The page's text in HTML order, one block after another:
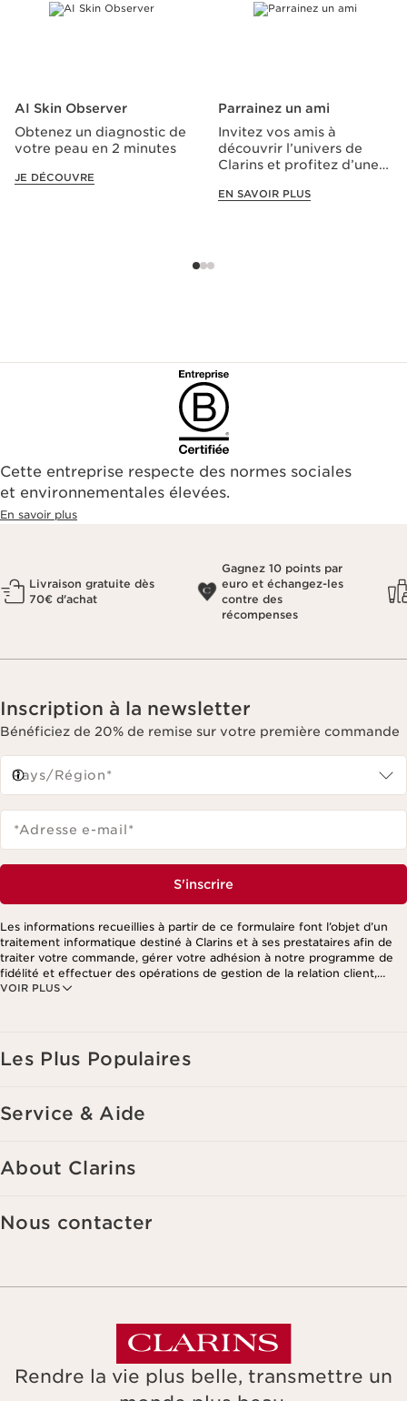
AI Skin Observer
Obtenez un diagnostic de
votre peau en 2 minutes
JE DÉCOUVRE
Parrainez un ami
Invitez vos amis à
découvrir l’univers de
Clarins et profitez d’une
EN SAVOIR PLUS
Cette entreprise respecte des normes sociales
et environnementales élevées.
En savoir plus
Livraison gratuite dès
70€ d'achat
Gagnez 10 points par
euro et échangez-les
contre des
récompenses
Inscription à la newsletter
Bénéficiez de 20% de remise sur votre première commande
Pays/Région*
*Adresse e-mail*
S'inscrire
VOIR PLUS
Les informations recueillies à partir de ce formulaire font l’objet d’un
traitement informatique destiné à Clarins et à ses prestataires afin de
traiter votre commande, gérer votre adhésion à notre programme de
fidélité et effectuer des opérations de gestion de la relation client,
notamment pour vous adresser des offres personnalisées en fonction
Les Plus Populaires
Service & Aide
About Clarins
Nous contacter
Rendre la vie plus belle, transmettre un